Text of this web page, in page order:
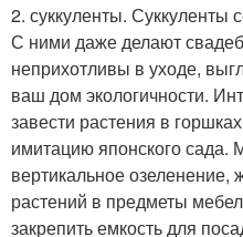
2. суккуленты. Суккуленты
С ними даже делают
неприхотливы в уходе,
ваш дом экологичности.
завести растения в
имитацию японского сада.
вертикальное озеленение,
растений в предметы
закрепить емкость для